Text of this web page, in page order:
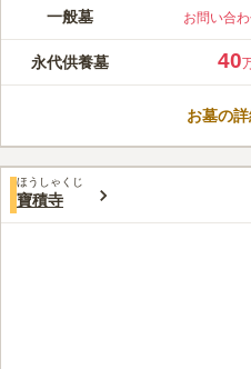
宇津木台霊園は東京都八王
にお参りすることができま
れているので小さな子供連
らお参りできます。
この霊園はまだ誰からも評価されて
一般墓 お問い合
永代供養墓 40
お墓の
ほうしゃくじ
寶積寺